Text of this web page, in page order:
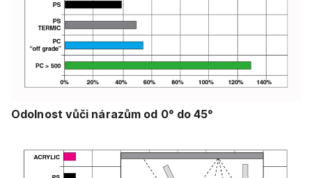
Odolnost vůči nárazům od 0° do 45°